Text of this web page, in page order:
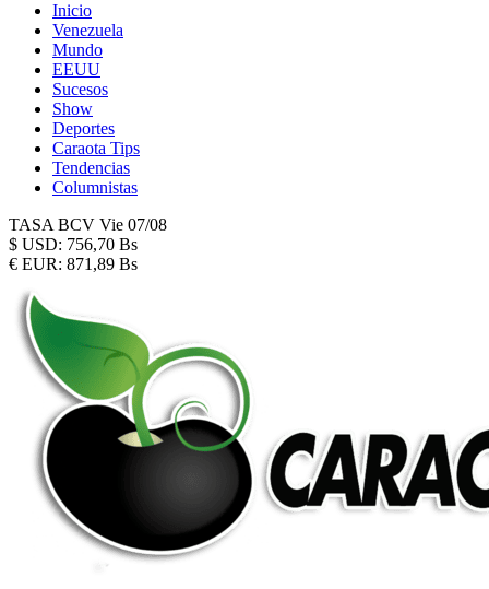
Inicio
Venezuela
Mundo
EEUU
Sucesos
Show
Deportes
Caraota Tips
Tendencias
Columnistas
TASA BCV Vie 07/08
$ USD: 756,70 Bs
€ EUR: 871,89 Bs